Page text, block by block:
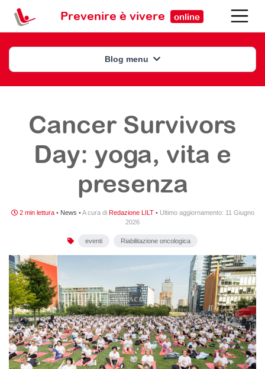
Prevenire è vivere online
Blog menu
Cancer Survivors
Day: yoga, vita e
presenza
2 min lettura • News • A cura di Redazione LILT • Ultimo aggiornamento: 11 Giugno
2026
eventi Riabilitazione oncologica